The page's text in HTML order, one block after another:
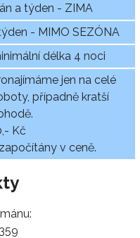
a týden - ZIMA
- MIMO SEZÓNA
délka 4 noci
jen na celé
případně kratší
Kč
v ceně.